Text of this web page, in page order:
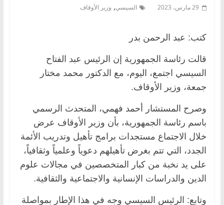
29 مارس، 2023 السيسي, وزير الأوقاف
كتب: عبد الرحمن بدر
قالت رئاسة الجمهورية إن الرئيس عبد الفتاح
السيسي اجتمع، اليوم، مع الدكتور محمد مختار
جمعة، وزير الأوقاف.
وصرح المستشار أحمد فهمي، المتحدث الرسمي
باسم رئاسة الجمهورية، بأن وزير الأوقاف عرض
خلال الاجتماع مستجدات برامج تأهيل وتدريب الأئمة
الجدد، التي تتم بغرض تأهيلهم دعوياً وعلمياً وثقافياً،
على يد نخبة من كبار المتخصصين في مجالات علوم
الدين والدراسات الإنسانية والاجتماعية والثقافية.
وتابع: الرئيس السيسي وجه في هذا الإطار بمواصلة